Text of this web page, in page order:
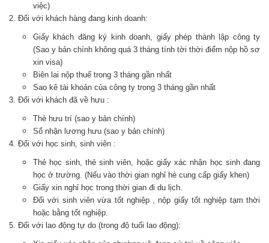
việc)
2. Đối với khách hàng đang kinh doanh:
Giấy khách đăng ký kinh doanh, giấy phép thành lập công ty
(Sao y bản chính không quá 3 tháng tính tời thời điểm nộp hồ sơ
xin visa)
Biên lai nộp thuế trong 3 tháng gần nhất
Sao kê tài khoản của công ty trong 3 tháng gần nhất
3. Đối với khách đã về hưu :
Thẻ hưu trí (sao y bản chính)
Sổ nhận lương hưu (sao y bản chính)
4. Đối với học sinh, sinh viên :
Thẻ học sinh, thẻ sinh viên, hoặc giấy xác nhận học sinh đang
học ở trường. (Nếu vào thời gian nghỉ hè cung cấp giấy khen)
Giấy xin nghỉ học trong thời gian đi du lịch.
Đối với sinh viên vừa tốt nghiệp , nộp giấy tốt nghiệp tạm thời
hoặc bằng tốt nghiệp.
5. Đối với lao động tự do (trong độ tuổi lao động):